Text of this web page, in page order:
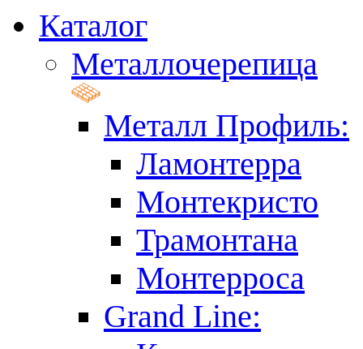
Каталог
Металлочерепица
Металл Профиль:
Ламонтерра
Монтекристо
Трамонтана
Монтерроса
Grand Line: